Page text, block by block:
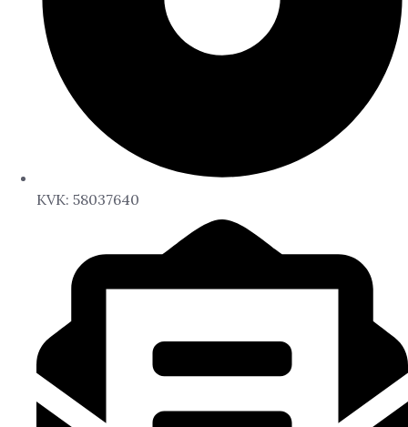
KVK: 58037640